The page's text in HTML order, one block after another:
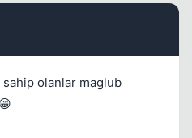
sahip olanlar maglub